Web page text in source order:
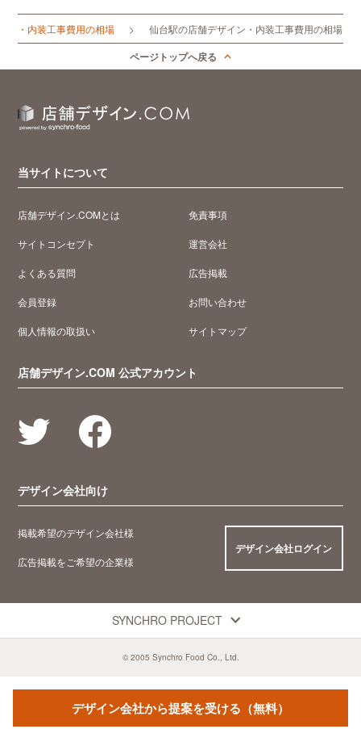
デザイン会社から提案を受ける（無料）
ン・内装工事費用の相場 仙台駅の店舗デザイン・内装工事費用の相場
ページトップへ戻る
当サイトについて
店舗デザイン.COMとは
サイトコンセプト
よくある質問
会員登録
個人情報の取扱い
免責事項
運営会社
広告掲載
お問い合わせ
サイトマップ
店舗デザイン.COM 公式アカウント
デザイン会社向け
掲載希望のデザイン会社様
広告掲載をご希望の企業様
デザイン会社ログイン
SYNCHRO PROJECT
© 2005 Synchro Food Co., Ltd.